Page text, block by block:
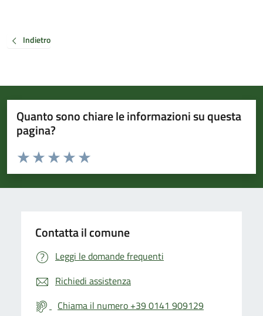
Indietro
Quanto sono chiare le informazioni su questa
pagina?
Valuta da 1 a 5 stelle la pagina
Valuta 5 stelle su 5
Valuta 4 stelle su 5
Valuta 3 stelle su 5
Valuta 2 stelle su 5
Valuta 1 stelle su 5
Contatta il comune
Leggi le domande frequenti
Richiedi assistenza
Chiama il numero +39 0141 909129